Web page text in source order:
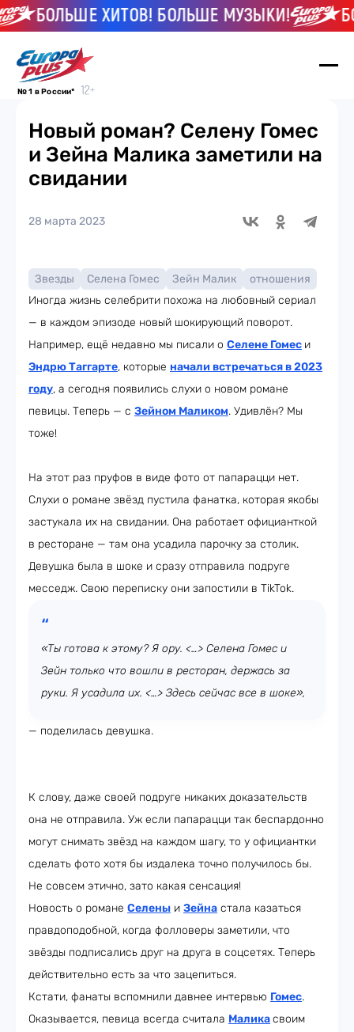
БОЛЬШЕ ХИТОВ! БОЛЬШЕ МУЗЫКИ!
№ 1 в России*
Новый роман? Селену Гомес
и Зейна Малика заметили на
свидании
28 марта 2023
Звезды Селена Гомес Зейн Малик
отношения
Иногда жизнь селебрити похожа на любовный сериал
— в каждом эпизоде новый шокирующий поворот.
Например, ещё недавно мы писали о Селене Гомес и
Эндрю Таггарте, которые начали встречаться в 2023
году, а сегодня появились слухи о новом романе
певицы. Теперь — с Зейном Маликом. Удивлён? Мы
тоже!
На этот раз пруфов в виде фото от папарацци нет.
Слухи о романе звёзд пустила фанатка, которая якобы
застукала их на свидании. Она работает официанткой
в ресторане — там она усадила парочку за столик.
Девушка была в шоке и сразу отправила подруге
месседж. Свою переписку они запостили в TikTok.
«Ты готова к этому? Я ору. <…> Селена Гомес и
Зейн только что вошли в ресторан, держась за
руки. Я усадила их. <…> Здесь сейчас все в шоке»,
— поделилась девушка.
К слову, даже своей подруге никаких доказательств
она не отправила. Уж если папарацци так беспардонно
могут снимать звёзд на каждом шагу, то у официантки
сделать фото хотя бы издалека точно получилось бы.
Не совсем этично, зато какая сенсация!
Новость о романе Селены и Зейна стала казаться
правдоподобной, когда фолловеры заметили, что
звёзды подписались друг на друга в соцсетях. Теперь
действительно есть за что зацепиться.
Кстати, фанаты вспомнили давнее интервью Гомес.
Оказывается, певица всегда считала Маликасвоим